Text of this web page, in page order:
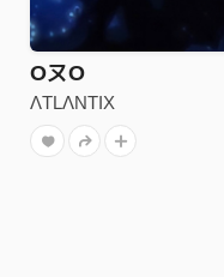
OㄡO
ΛTLΛNTIX